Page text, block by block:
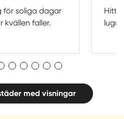
för soliga dagar
kvällen faller.
Hitta
med visningar